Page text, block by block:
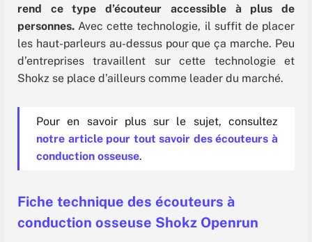
rend ce type d’écouteur accessible à plus de
personnes. Avec cette technologie, il suffit de placer
les haut-parleurs au-dessus pour que ça marche. Peu
d’entreprises travaillent sur cette technologie et
Shokz se place d’ailleurs comme leader du marché.
Pour en savoir plus sur le sujet, consultez
notre article pour tout savoir des écouteurs à
conduction osseuse.
Fiche technique des écouteurs à
conduction osseuse Shokz Openrun